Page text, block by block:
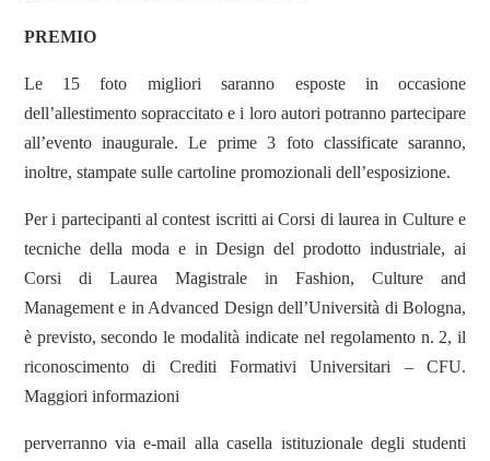
PREMIO
Le 15 foto migliori saranno esposte in occasione
dell’allestimento sopraccitato e i loro autori potranno partecipare
all’evento inaugurale. Le prime 3 foto classificate saranno,
inoltre, stampate sulle cartoline promozionali dell’esposizione.
Per i partecipanti al contest iscritti ai Corsi di laurea in Culture e
tecniche della moda e in Design del prodotto industriale, ai
Corsi di Laurea Magistrale in Fashion, Culture and
Management e in Advanced Design dell’Università di Bologna,
è previsto, secondo le modalità indicate nel regolamento n. 2, il
riconoscimento di Crediti Formativi Universitari – CFU.
Maggiori informazioni
perverranno via e-mail alla casella istituzionale degli studenti